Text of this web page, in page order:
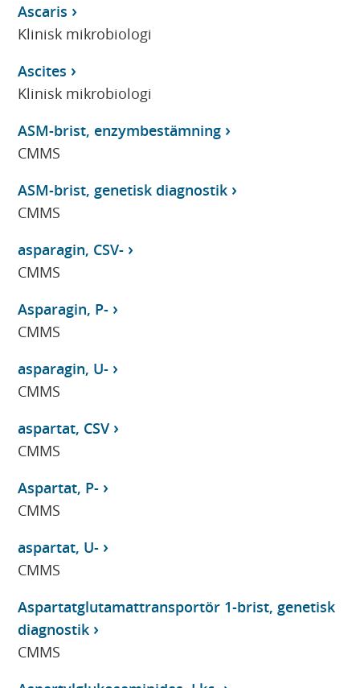
Ascaris
Klinisk mikrobiologi
Ascites
Klinisk mikrobiologi
ASM-brist, enzymbestämning
CMMS
ASM-brist, genetisk diagnostik
CMMS
asparagin, CSV-
CMMS
Asparagin, P-
CMMS
asparagin, U-
CMMS
aspartat, CSV
CMMS
Aspartat, P-
CMMS
aspartat, U-
CMMS
Aspartatglutamattransportör 1-brist, genetisk
diagnostik
CMMS